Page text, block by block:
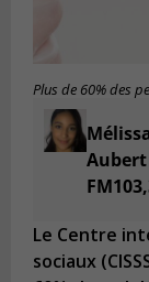
Plus de 60% des
Aubert
Le Centre
sociaux